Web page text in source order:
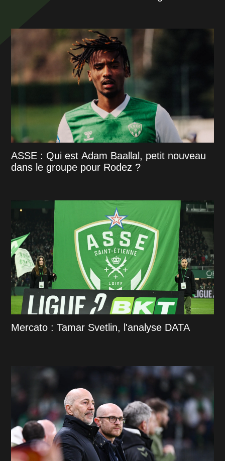
ASSE : Qui est Adam Baallal, petit nouveau
dans le groupe pour Rodez ?
Mercato : Tamar Svetlin, l'analyse DATA